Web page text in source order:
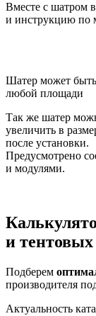
Вместе с шатром
и инструкцию по
Шатер может быть
любой площади
Так же шатер
увеличить в
после установки.
Предусмотрено
и модулями.
и
Подберем
производителя
Актуальность